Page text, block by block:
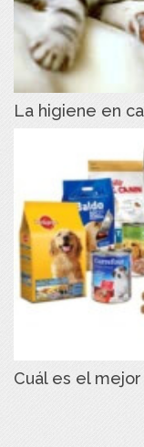
La higiene en
Cuál es el